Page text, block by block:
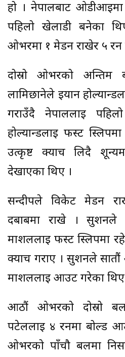
हो । नेपालबाट
पहिलो खेलाडी बनेका
ओभरमा १ मेडन राखेर ५ रन
दोस्रो ओभरको अन्तिम
लामिछानेले इयान
गराउँदै नेपाललाई
होल्यान्डलाई फस्ट
उत्कृष्ट क्याच लिदै
देखाएका थिए ।
सन्दीपले विकेट मेडन
दबाबमा राखे ।
मार्शललाई फस्ट स्लिपमा
क्याच गराए । सुशनले
मार्शललाई आउट गरेका थिए
आठौं ओभरको दोस्रो
पटेललाई ४ रनमा बोल्ड
ओभरको पाँचौ बलमा